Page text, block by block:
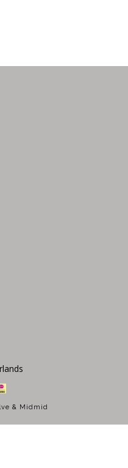
& Midmid